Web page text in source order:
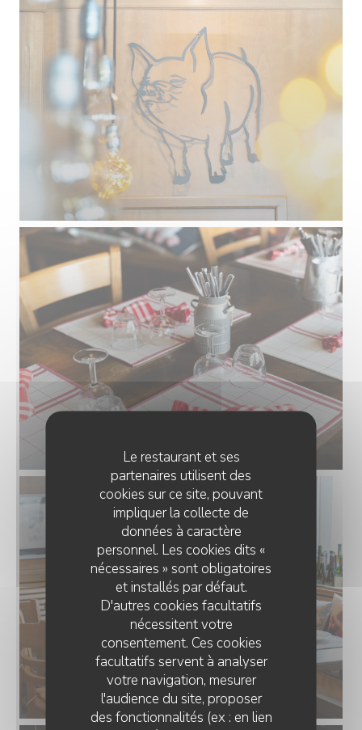
Le restaurant et ses
partenaires utilisent des
cookies sur ce site, pouvant
impliquer la collecte de
données à caractère
personnel. Les cookies dits «
nécessaires » sont obligatoires
et installés par défaut.
D'autres cookies facultatifs
nécessitent votre
consentement. Ces cookies
facultatifs servent à analyser
votre navigation, mesurer
l'audience du site, proposer
des fonctionnalités (ex : en lien